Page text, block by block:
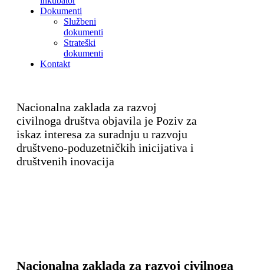
Dokumenti
Službeni
dokumenti
Strateški
dokumenti
Kontakt
Nacionalna zaklada za razvoj
civilnoga društva objavila je Poziv za
iskaz interesa za suradnju u razvoju
društveno-poduzetničkih inicijativa i
društvenih inovacija
Nacionalna zaklada za razvoj civilnoga